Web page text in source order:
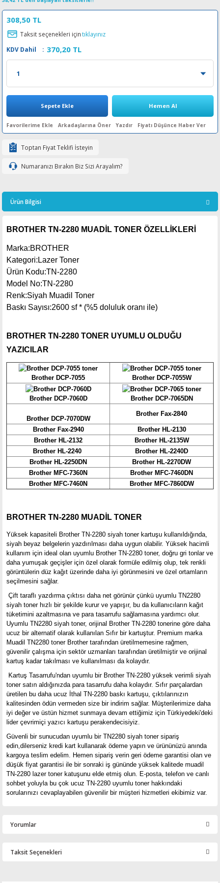
Ribon
CP
Pro
308,50 TL
Taksit seçenekleri içintıklayınız
KDV Dahil
: 370,20 TL
Sepete Ekle Hemen Al
Arkadaşlarına Öner Yazdır Fiyatı Düşünce Haber Ver
Toptan Fiyat Teklifi İsteyin
Numaranızı Bırakın Biz Sizi Arayalım?
Ürün Bilgisi
BROTHER TN-2280 MUADİL TONER ÖZELLİKLERİ
Marka:BROTHER
Kategori:Lazer Toner
Ürün Kodu:TN-2280
Model No:TN-2280
Renk:Siyah Muadil Toner
Baskı Sayısı:2600 sf * (%5 doluluk oranı ile)
BROTHER TN-2280 TONER UYUMLU OLDUĞU
YAZICILAR
Brother DCP-7055 Brother DCP-7055W
Brother DCP-7060D Brother DCP-7065DN
Brother DCP-7070DW
Brother Fax-2840
Brother Fax-2940
Brother HL-2130
Brother HL-2132
Brother HL-2135W
Brother HL-2240
Brother HL-2240D
Brother HL-2250DN
Brother HL-2270DW
Brother MFC-7360N
Brother MFC-7460DN
Brother MFC-7460N
Brother MFC-7860DW
BROTHER TN-2280 MUADİL TONER
Yüksek kapasiteli Brother TN-2280 siyah toner kartuşu kullanıldığında,
siyah beyaz belgelerin yazdırılması daha uygun olabilir. Yüksek hacimli
kullanım için ideal olan uyumlu Brother TN-2280 toner, doğru gri tonlar ve
daha yumuşak geçişler için özel olarak formüle edilmiş olup, tek renkli
görüntülerin düz kağıt üzerinde daha iyi görünmesini ve özel ortamların
seçilmesini sağlar.
Çift taraflı yazdırma çıktısı daha net görünür çünkü uyumlu TN2280
siyah toner hızlı bir şekilde kurur ve yapışır, bu da kullanıcıların kağıt
tüketimini azaltmasına ve para tasarrufu sağlamasına yardımcı olur.
Uyumlu TN2280 siyah toner, orijinal Brother TN-2280 tonerine göre daha
ucuz bir alternatif olarak kullanılan Sıfır bir kartuştur. Premium marka
Muadil TN2280 toner Brother tarafından üretilmemesine rağmen,
güvenilir çalışma için sektör uzmanları tarafından üretilmiştir ve orijinal
kartuş kadar takılması ve kullanılması da kolaydır.
Kartuş Tasarrufu'ndan uyumlu bir Brother TN-2280 yüksek verimli siyah
toner satın aldığınızda para tasarrufu daha kolaydır. Sıfır parçalardan
üretilen bu daha ucuz İthal TN-2280 baskı kartuşu, çıktılarınızın
kalitesinden ödün vermeden size bir indirim sağlar. Müşterilerimize daha
iyi değer ve üstün hizmet sunmaya devam ettiğimiz için Türkiyedeki'deki
lider çevrimiçi yazıcı kartuşu perakendecisiyiz.
Güvenli bir sunucudan uyumlu bir TN2280 siyah toner sipariş
edin,dilerseniz kredi kart kullanarak ödeme yapın ve ürününüzü anında
kargoya teslim edelim. Hemen sipariş verin geri ödeme garantisi olan ve
düşük fiyat garantisi ile bir sonraki iş gününde yüksek kalitede muadil
TN-2280 lazer toner katuşunu elde etmiş olun. E-posta, telefon ve canlı
sohbet yoluyla bu çok ucuz TN-2280 uyumlu toner hakkındaki
sorularınızı cevaplayabilen güvenilir bir müşteri hizmetleri ekibimiz var.
Yorumlar
Taksit Seçenekleri